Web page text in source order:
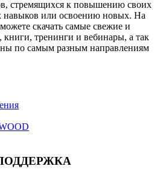
стремящихся к повышению своих
навыков или освоению новых. На
скачать самые свежие и
тренинги и вебинары, а так
по самым разным направлениям